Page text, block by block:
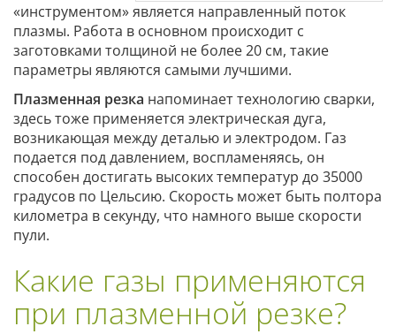
«инструментом» является направленный поток
плазмы. Работа в основном происходит с
заготовками толщиной не более 20 см, такие
параметры являются самыми лучшими.
Плазменная резка напоминает технологию сварки,
здесь тоже применяется электрическая дуга,
возникающая между деталью и электродом. Газ
подается под давлением, воспламеняясь, он
способен достигать высоких температур до 35000
градусов по Цельсию. Скорость может быть полтора
километра в секунду, что намного выше скорости
пули.
Какие газы применяются
при плазменной резке?